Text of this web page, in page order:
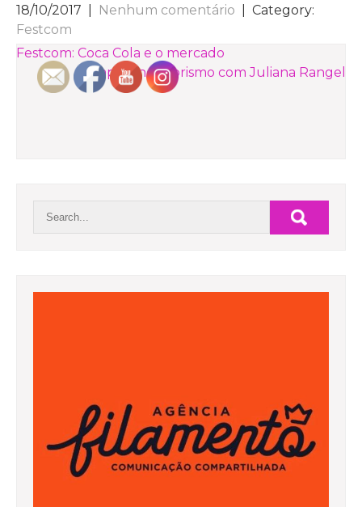
18/10/2017 Nenhum comentário
| Category:
Festcom
NAVEGAÇÃO
DE
Festcom: Coca Cola e o mercado
Empreendedorismo com Juliana Rangel